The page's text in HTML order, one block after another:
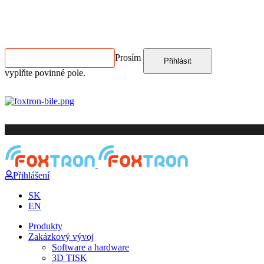
Prosím
vyplňte povinné pole.
Přihlásit
Přihlášení
SK
EN
Produkty
Zakázkový vývoj
Software a hardware
3D TISK